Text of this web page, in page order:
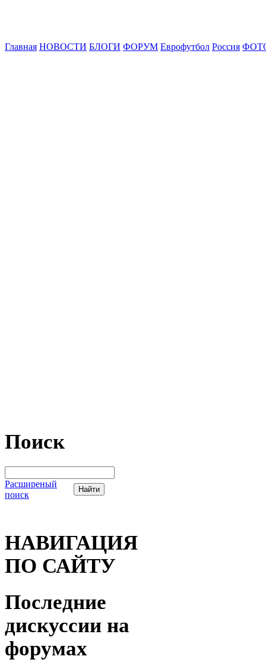
Главная НОВОСТИ БЛОГИ ФОРУМ Еврофутбол Россия
Поиск
Расширеный
поиск
НАВИГАЦИЯ
ПО САЙТУ
Последние
дискуссии на
форумах